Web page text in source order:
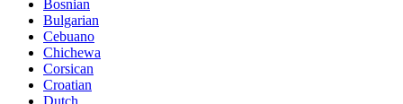
Bosnian
Bulgarian
Cebuano
Chichewa
Corsican
Croatian
Dutch